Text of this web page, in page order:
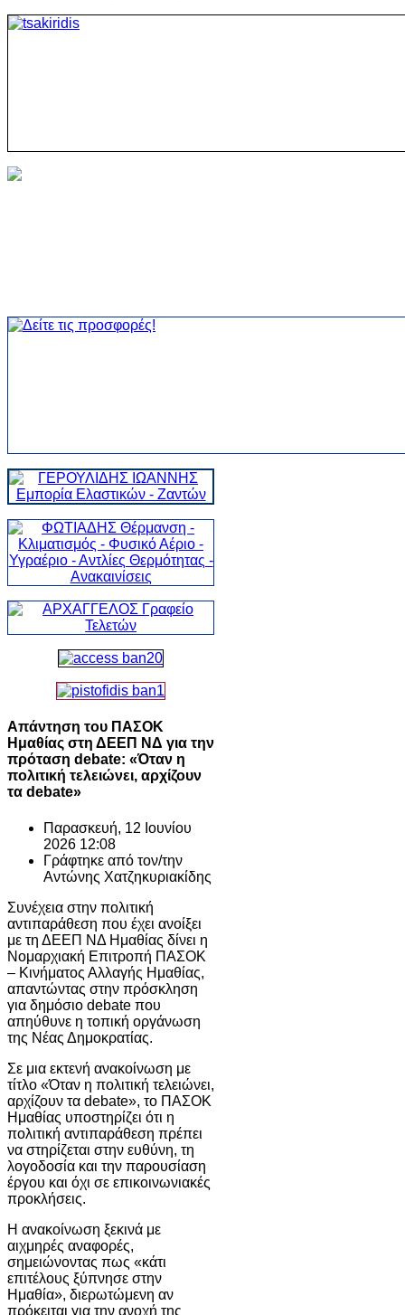
Απάντηση του ΠΑΣΟΚ
Ημαθίας στη ΔΕΕΠ ΝΔ για την
πρόταση debate: «Όταν η
πολιτική τελειώνει, αρχίζουν
τα debate»
Παρασκευή, 12 Ιουνίου
2026 12:08
Γράφτηκε από τον/την
Αντώνης Χατζηκυριακίδης
Συνέχεια στην πολιτική
αντιπαράθεση που έχει ανοίξει
με τη ΔΕΕΠ ΝΔ Ημαθίας δίνει η
Νομαρχιακή Επιτροπή ΠΑΣΟΚ
– Κινήματος Αλλαγής Ημαθίας,
απαντώντας στην πρόσκληση
για δημόσιο debate που
απηύθυνε η τοπική οργάνωση
της Νέας Δημοκρατίας.
Σε μια εκτενή ανακοίνωση με
τίτλο «Όταν η πολιτική τελειώνει,
αρχίζουν τα debate», το ΠΑΣΟΚ
Ημαθίας υποστηρίζει ότι η
πολιτική αντιπαράθεση πρέπει
να στηρίζεται στην ευθύνη, τη
λογοδοσία και την παρουσίαση
έργου και όχι σε επικοινωνιακές
προκλήσεις.
Η ανακοίνωση ξεκινά με
αιχμηρές αναφορές,
σημειώνοντας πως «κάτι
επιτέλους ξύπνησε στην
Ημαθία», διερωτώμενη αν
πρόκειται για την ανοχή της